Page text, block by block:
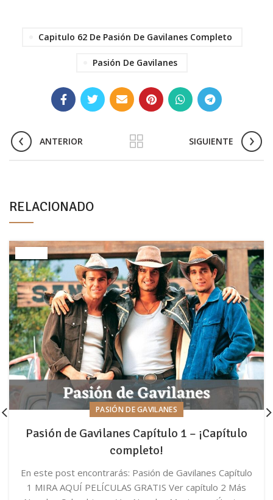
Capitulo 62 De Pasión De Gavilanes Completo
Pasión De Gavilanes
ANTERIOR SIGUIENTE
RELACIONADO
PASIÓN DE GAVILANES
Pasión de Gavilanes Capítulo 1 – ¡Capítulo
completo!
En este post encontrarás: Pasión de Gavilanes Capítulo
1 MIRA AQUÍ PELÍCULAS GRATIS Ver capítulo 2 Más